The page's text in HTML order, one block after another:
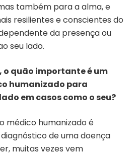
também para a alma, e
resilientes e conscientes do
da presença ou
seu lado.
o quão importante é um
humanizado para
em casos como o seu?
médico humanizado é
de uma doença
muitas vezes vem